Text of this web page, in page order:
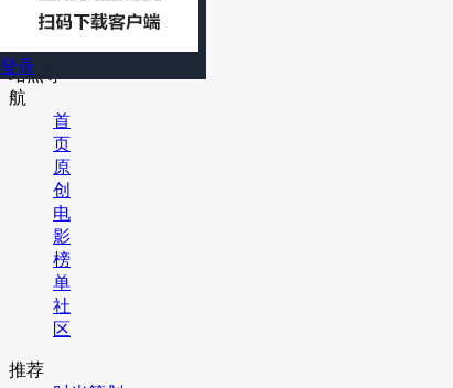
登录
联系我们站务反馈
隐私政策社区规范
站点导
航
首
页
原
创
电
影
榜
单
社
区
推荐